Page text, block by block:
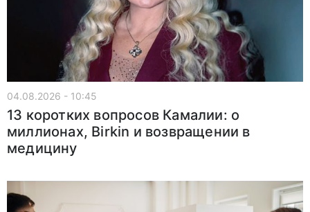
04.08.2026 - 10:45
13 коротких вопросов Камалии: о
миллионах, Birkin и возвращении в
медицину